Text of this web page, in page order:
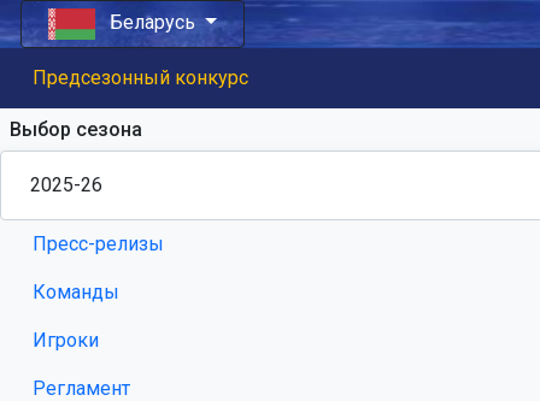
Беларусь
Предсезонный конкурс
Выбор сезона
Пресс-релизы
Команды
Игроки
Регламент